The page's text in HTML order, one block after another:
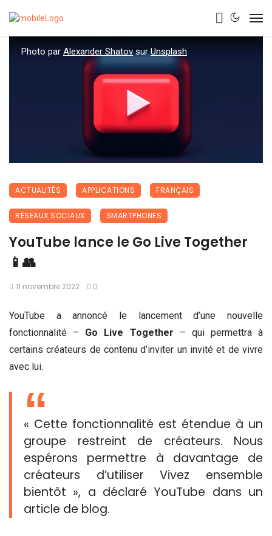
Photo par Alexander ShatovsurUnsplash
ACTUALITÉS APPLICATIONS FRANÇAIS
RÉSEAUX SOCIAUX SMARTPHONES
YouTube lance le Go Live Together
📱👥
11 novembre 2022 0
YouTube a annoncé le lancement d’une nouvelle
fonctionnalité – Go Live Together – qui permettra à
certains créateurs de contenu d’inviter un invité et de vivre
avec lui.
« Cette fonctionnalité est étendue à un
groupe restreint de créateurs. Nous
espérons permettre à davantage de
créateurs d’utiliser Vivez ensemble
bientôt », a déclaré YouTube dans un
article de blog.